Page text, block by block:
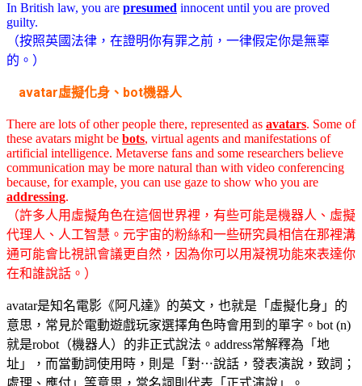
In British law, you are presumed innocent until you are proved
guilty.
（按照英國法律，在證明你有罪之前，一律假定你是無辜
的。）
avatar虛擬化身、bot機器人
There are lots of other people there, represented as avatars. Some of
these avatars might be bots, virtual agents and manifestations of
artificial intelligence. Metaverse fans and some researchers believe
communication may be more natural than with video conferencing
because, for example, you can use gaze to show who you are
addressing.
（許多人用虛擬角色在這個世界裡，有些可能是機器人、虛擬
代理人、人工智慧。元宇宙的粉絲和一些研究員相信在那裡溝
通可能會比視訊會議更自然，因為你可以用凝視功能來表達你
在和誰說話。）
avatar是知名電影《阿凡達》的英文，也就是「虛擬化身」的
意思，常見於電動遊戲玩家選擇角色時會用到的單字。bot (n)
就是robot（機器人）的非正式說法。address常解釋為「地
址」，而當動詞使用時，則是「對⋯說話，發表演說，致詞；